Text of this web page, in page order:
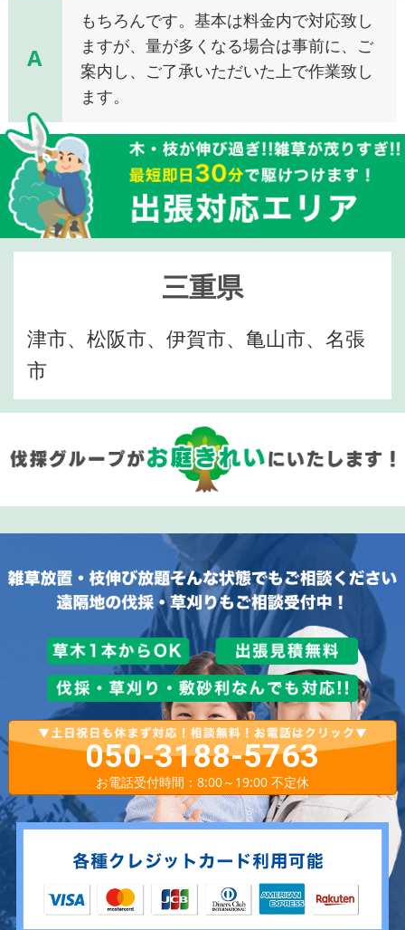
A
もちろんです。基本は料金内で対応致し
ますが、量が多くなる場合は事前に、ご
案内し、ご了承いただいた上で作業致し
ます。
三重県
津市、松阪市、伊賀市、亀山市、名張
市
050-3188-5763
お電話受付時間：8:00～19:00 不定休